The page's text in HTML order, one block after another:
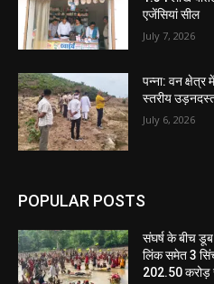
एजेंसियां सील
July 7, 2026
पन्ना: वन
स्तरीय
July 6, 2026
POPULAR POSTS
संघर्ष के बीच
लिंक समेत 3
202.50 करोड़